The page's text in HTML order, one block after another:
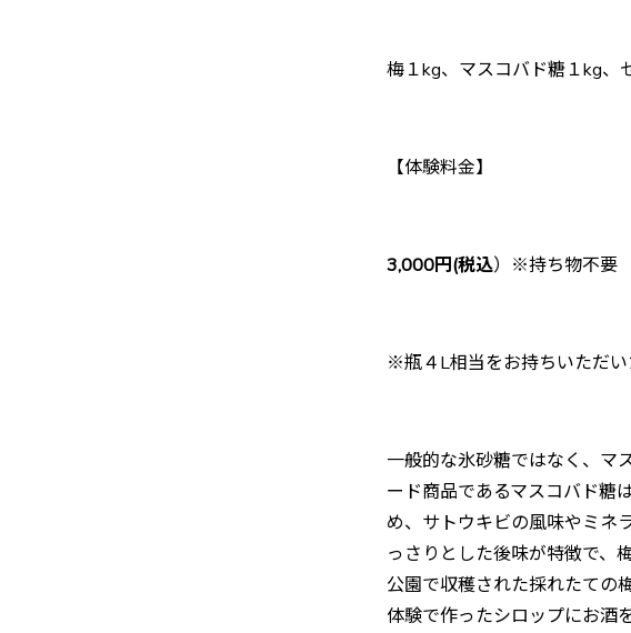
梅１kg、マスコバド糖１kg、
【体験料金】
3,000円(税込）※持ち物不要
※瓶４L相当をお持ちいただ
一般的な氷砂糖ではなく、マ
ード商品であるマスコバド糖
め、サトウキビの風味やミネ
っさりとした後味が特徴で、
公園で収穫された採れたての
体験で作ったシロップにお酒